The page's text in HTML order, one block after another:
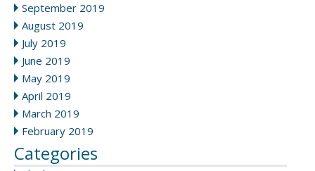
September 2019
August 2019
July 2019
June 2019
May 2019
April 2019
March 2019
February 2019
Categories